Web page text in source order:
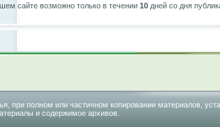
сайте возможно только в течении 10 дней со дня
при полном или частичном копировании материалов,
и содержимое архивов.